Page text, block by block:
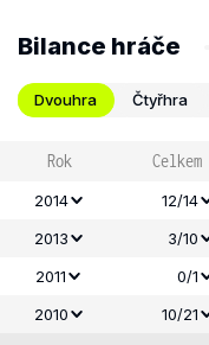
Bilance hráče
Dvouhra Čtyřhra
Rok Celkem
2014 12/14
2013
3/10
2011
0/1
2010
10/21